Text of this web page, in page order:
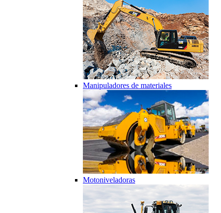
Manipuladores de materiales
Motoniveladoras